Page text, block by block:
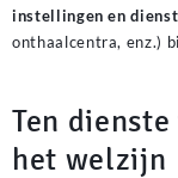
instellingen en
onthaalcentra, enz.)
Ten
het welzijn